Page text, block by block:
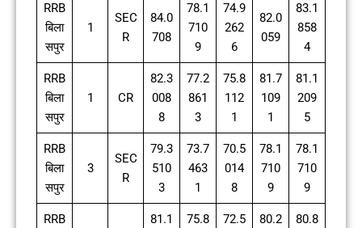
RRB
बिला
सपुर
1
SEC
R
84.0
708
78.1
710
9
74.9
262
6
82.0
059
83.1
858
4
RRB
बिला
सपुर
1 CR
82.3
008
8
77.2
861
3
75.8
112
1
81.7
109
1
81.1
209
5
RRB
बिला
सपुर
3
SEC
R
79.3
510
3
73.7
463
1
70.5
014
8
78.1
710
9
78.1
710
9
RRB
81.1
75.8
72.5
80.2
80.8